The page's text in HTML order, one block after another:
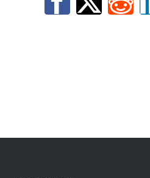
X